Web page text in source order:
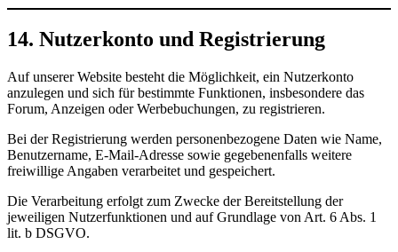
14. Nutzerkonto und Registrierung
Auf unserer Website besteht die Möglichkeit, ein Nutzerkonto
anzulegen und sich für bestimmte Funktionen, insbesondere das
Forum, Anzeigen oder Werbebuchungen, zu registrieren.
Bei der Registrierung werden personenbezogene Daten wie Name,
Benutzername, E-Mail-Adresse sowie gegebenenfalls weitere
freiwillige Angaben verarbeitet und gespeichert.
Die Verarbeitung erfolgt zum Zwecke der Bereitstellung der
jeweiligen Nutzerfunktionen und auf Grundlage von Art. 6 Abs. 1
lit. b DSGVO.